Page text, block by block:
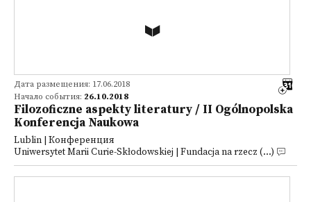
Дата размещения: 17.06.2018
Начало события: 26.10.2018
Filozoficzne aspekty literatury / II Ogólnopolska
Konferencja Naukowa
Lublin | Конференция
Uniwersytet Marii Curie-Skłodowskiej | Fundacja na rzecz (...)